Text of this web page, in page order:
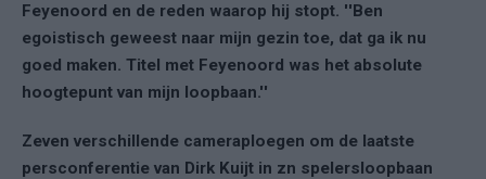
Feyenoord en de reden waarop hij stopt. ''Ben
egoistisch geweest naar mijn gezin toe, dat ga ik nu
goed maken. Titel met Feyenoord was het absolute
hoogtepunt van mijn loopbaan.''
Zeven verschillende cameraploegen om de laatste
persconferentie van Dirk Kuijt in zn spelersloopbaan